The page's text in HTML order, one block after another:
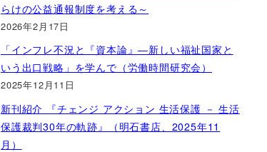
らけの公益通報制度を考える～
2026年2月17日
「インフレ不況と『資本論』―新しい福祉国家と
いう出口戦略」を学んで（労働時間研究会）
2025年12月11日
新刊紹介 『チェンジ アクション 生活保護 － 生活
保護裁判30年の軌跡』（明石書店、2025年11
月）